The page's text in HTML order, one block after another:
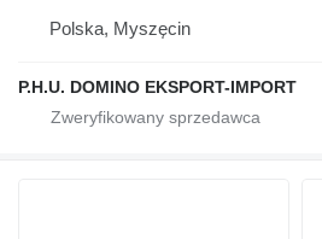
Polska, Myszęcin
P.H.U. DOMINO EKSPORT-IMPORT